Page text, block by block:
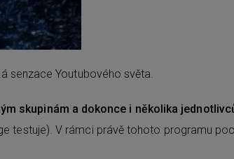
senzace Youtubového světa.
skupinám a dokonce i několika
testuje). V rámci právě tohoto programu